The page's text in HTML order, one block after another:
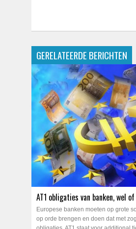
GERELATEERDE BERICHTEN
AT1 obligaties van banken, wel
Europese banken moeten op grote
op orde brengen en doen dat met